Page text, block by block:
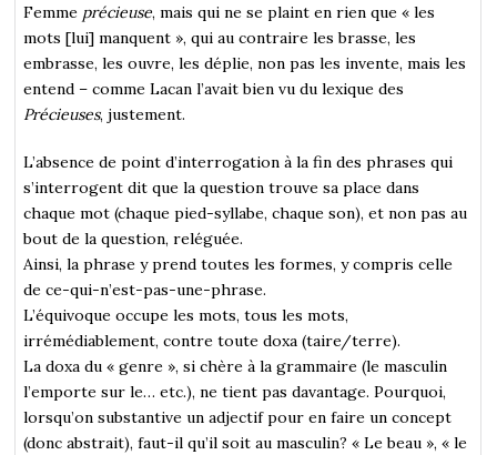
Femme précieuse, mais qui ne se plaint en rien que « les
mots [lui] manquent », qui au contraire les brasse, les
embrasse, les ouvre, les déplie, non pas les invente, mais les
entend – comme Lacan l’avait bien vu du lexique des
Précieuses, justement.
L’absence de point d’interrogation à la fin des phrases qui
s’interrogent dit que la question trouve sa place dans
chaque mot (chaque pied-syllabe, chaque son), et non pas au
bout de la question, reléguée.
Ainsi, la phrase y prend toutes les formes, y compris celle
de ce-qui-n’est-pas-une-phrase.
L’équivoque occupe les mots, tous les mots,
irrémédiablement, contre toute doxa (taire/terre).
La doxa du « genre », si chère à la grammaire (le masculin
l’emporte sur le… etc.), ne tient pas davantage. Pourquoi,
lorsqu’on substantive un adjectif pour en faire un concept
(donc abstrait), faut-il qu’il soit au masculin? « Le beau », « le